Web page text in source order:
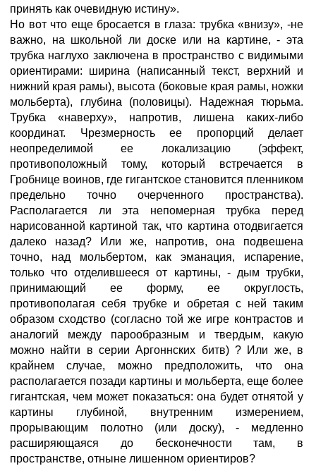
принять как очевидную истину».
Но вот что еще бросается в глаза: трубка «внизу», -не
важно, на школьной ли доске или на картине, - эта
трубка наглухо заключена в пространство с видимыми
ориентирами: ширина (написанный текст, верхний и
нижний края рамы), высота (боковые края рамы, ножки
мольберта), глубина (половицы). Надежная тюрьма.
Трубка «наверху», напротив, лишена каких-либо
координат. Чрезмерность ее пропорций делает
неопределимой ее локализацию (эффект,
противоположный тому, который встречается в
Гробнице воинов, где гигантское становится пленником
предельно точно очерченного пространства).
Располагается ли эта непомерная трубка перед
нарисованной картиной так, что картина отодвигается
далеко назад? Или же, напротив, она подвешена
точно, над мольбертом, как эманация, испарение,
только что отделившееся от картины, - дым трубки,
принимающий ее форму, ее округлость,
противополагая себя трубке и обретая с ней таким
образом сходство (согласно той же игре контрастов и
аналогий между парообразным и твердым, какую
можно найти в серии Аргоннских битв) ? Или же, в
крайнем случае, можно предположить, что она
располагается позади картины и мольберта, еще более
гигантская, чем может показаться: она будет отнятой у
картины глубиной, внутренним измерением,
прорывающим полотно (или доску), - медленно
расширяющаяся до бесконечности там, в
пространстве, отныне лишенном ориентиров?